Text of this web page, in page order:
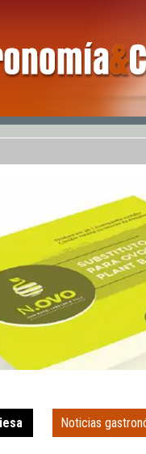
Noticias